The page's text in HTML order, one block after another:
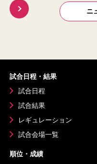
ニ
試合日程・結果
試合日程
試合結果
レギュレーション
試合会場一覧
順位・成績